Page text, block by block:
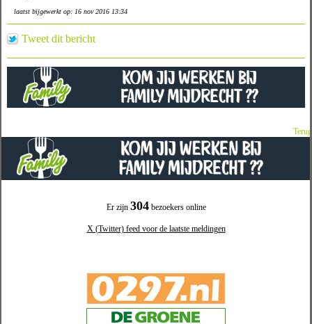
Er zijn 304bezoekers online
X (Twitter) feed voor de laatste meldingen
laatst bijgewerkt op: 16 nov 2016 13:34
Tweet dit bericht
Terug